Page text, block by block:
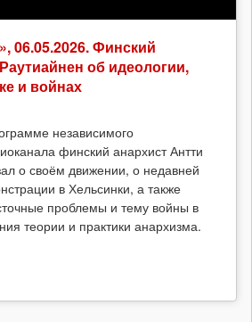
06.05.2026. Финский
об идеологии,
и войнах
независимого
финский анархист Антти
о своём движении, о недавней
в Хельсинки, а также
проблемы и тему войны в
теории и практики анархизма.